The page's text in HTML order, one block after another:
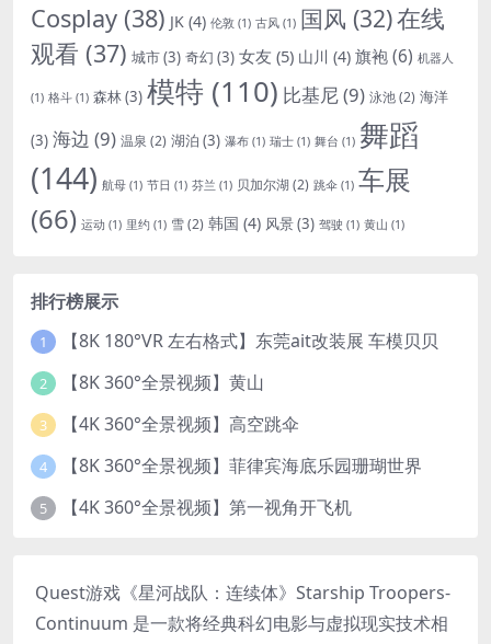
Cosplay (38) JK (4) 伦敦 (1) 古风 (1) 国风 (32)在线
观看 (37) 城市(3) 奇幻 (3) 女友 (5) 山川 (4) 旗袍(6) 机器人
(1) 格斗 (1) 森林(3) 模特 (110) 比基尼(9) 泳池(2) 海洋
(3) 海边 (9) 温泉 (2) 湖泊 (3) 瀑布 (1) 瑞士 (1) 舞台 (1) 舞蹈
(144) 航母 (1) 节日 (1) 芬兰 (1) 贝加尔湖 (2) 跳伞 (1) 车展
(66) 运动 (1) 里约 (1) 雪(2) 韩国 (4) 风景(3) 驾驶 (1) 黄山 (1)
排行榜展示
1 【8K 180°VR 左右格式】东莞ait改装展 车模贝贝
2 【8K 360°全景视频】黄山
3 【4K 360°全景视频】高空跳伞
4 【8K 360°全景视频】菲律宾海底乐园珊瑚世界
5 【4K 360°全景视频】第一视角开飞机
Quest游戏《星河战队：连续体》Starship Troopers-
Continuum 是一款将经典科幻电影与虚拟现实技术相